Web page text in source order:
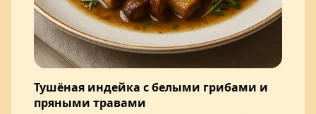
Тушёная индейка с белыми грибами и
пряными травами